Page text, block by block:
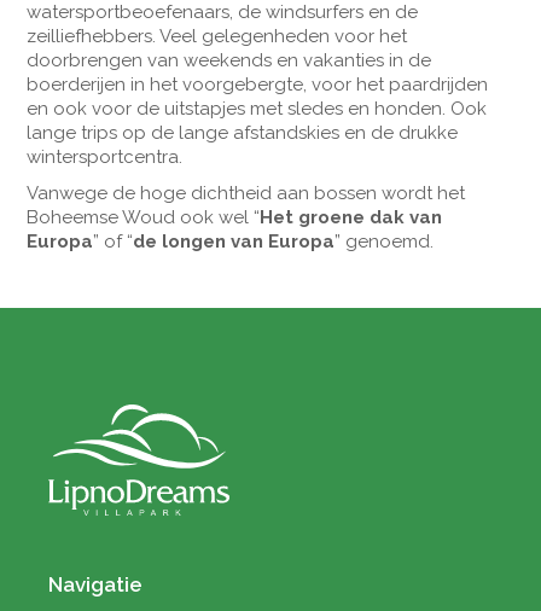
watersportbeoefenaars, de windsurfers en de
zeilliefhebbers. Veel gelegenheden voor het
doorbrengen van weekends en vakanties in de
boerderijen in het voorgebergte, voor het paardrijden
en ook voor de uitstapjes met sledes en honden. Ook
lange trips op de lange afstandskies en de drukke
wintersportcentra.
Vanwege de hoge dichtheid aan bossen wordt het
Boheemse Woud ook wel “Het groene dak van
Europa” of “de longen van Europa” genoemd.
Navigatie